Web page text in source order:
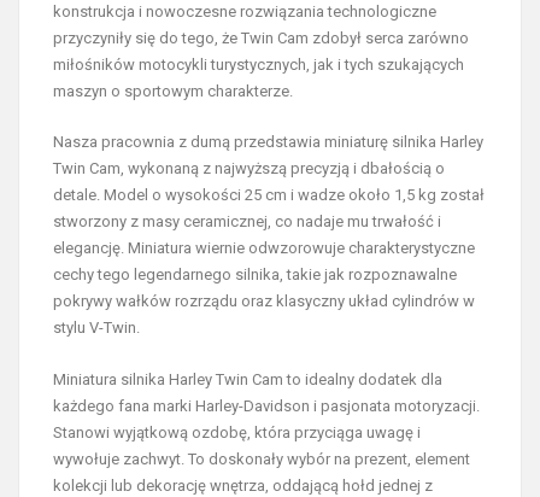
konstrukcja i nowoczesne rozwiązania technologiczne
przyczyniły się do tego, że Twin Cam zdobył serca zarówno
miłośników motocykli turystycznych, jak i tych szukających
maszyn o sportowym charakterze.
Nasza pracownia z dumą przedstawia miniaturę silnika Harley
Twin Cam, wykonaną z najwyższą precyzją i dbałością o
detale. Model o wysokości 25 cm i wadze około 1,5 kg został
stworzony z masy ceramicznej, co nadaje mu trwałość i
elegancję. Miniatura wiernie odwzorowuje charakterystyczne
cechy tego legendarnego silnika, takie jak rozpoznawalne
pokrywy wałków rozrządu oraz klasyczny układ cylindrów w
stylu V-Twin.
Miniatura silnika Harley Twin Cam to idealny dodatek dla
każdego fana marki Harley-Davidson i pasjonata motoryzacji.
Stanowi wyjątkową ozdobę, która przyciąga uwagę i
wywołuje zachwyt. To doskonały wybór na prezent, element
kolekcji lub dekorację wnętrza, oddającą hołd jednej z